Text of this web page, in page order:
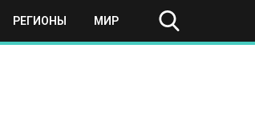
РЕГИОНЫ МИР